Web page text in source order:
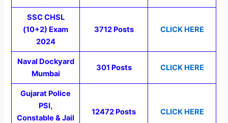
SSC CHSL
(10+2) Exam
2024
3712 Posts CLICK HERE
Naval Dockyard
Mumbai
301 Posts CLICK HERE
Gujarat Police
PSI,
Constable & Jail
12472 Posts CLICK HERE